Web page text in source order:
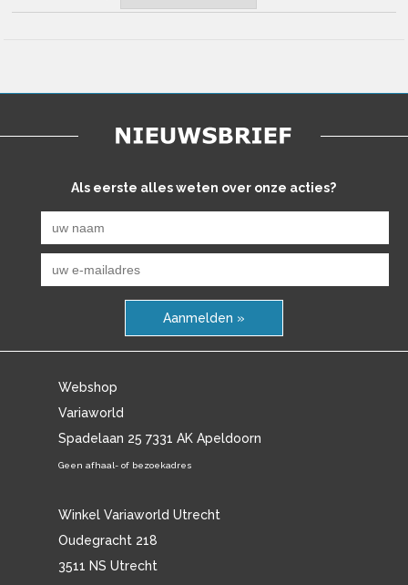
Als eerste alles weten over onze acties?
Aanmelden »
Webshop
Variaworld
Spadelaan 25 7331 AK Apeldoorn
Geen afhaal- of bezoekadres
Winkel Variaworld Utrecht
Oudegracht 218
3511 NS Utrecht